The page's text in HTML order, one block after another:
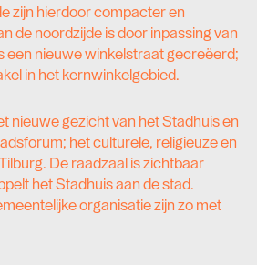
zijn hierdoor compacter en
de noordzijde is door inpassing van
een nieuwe winkelstraat gecreëerd;
in het kernwinkelgebied.
nieuwe gezicht van het Stadhuis en
het culturele, religieuze en
De raadzaal is zichtbaar
het Stadhuis aan de stad.
organisatie zijn zo met